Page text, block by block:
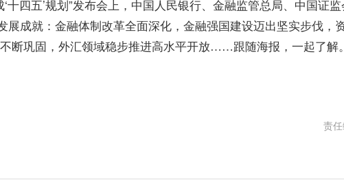
十四五’规划”发布会上，中国人民银行、金融监管总局、中国证
展成就：金融体制改革全面深化，金融强国建设迈出坚实步伐，
断巩固，外汇领域稳步推进高水平开放……跟随海报，一起了解。
责